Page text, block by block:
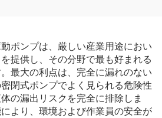
ポンプは、厳しい産業用途におい
提供し、その分野で最も好まれる
最大の利点は、完全に漏れのない
閉式ポンプでよく見られる危険性
の漏出リスクを完全に排除しま
より、環境および作業員の安全が